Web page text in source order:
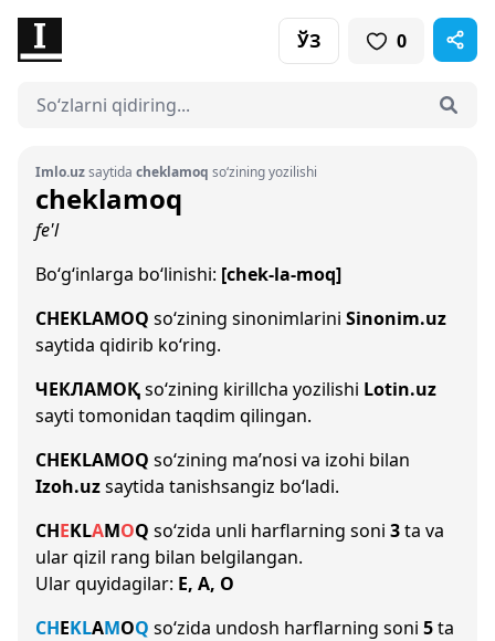
ЎЗ 0
Imlo.uzsaytida cheklamoq so‘zining yozilishi
cheklamoq
fe'l
Bo‘g‘inlarga bo‘linishi: [chek-la-moq]
CHEKLAMOQ so‘zining sinonimlarini Sinonim.uz
saytida qidirib ko‘ring.
ЧЕКЛАМОҚso‘zining kirillcha yozilishi Lotin.uz
sayti tomonidan taqdim qilingan.
CHEKLAMOQ so‘zining ma’nosi va izohi bilan
Izoh.uzsaytida tanishsangiz bo‘ladi.
CHEKLAMOQ so‘zida unli harflarning soni 3ta va
ular qizil rang bilan belgilangan.
Ular quyidagilar: E, A, O
CHEKLAMOQ so‘zida undosh harflarning soni 5ta